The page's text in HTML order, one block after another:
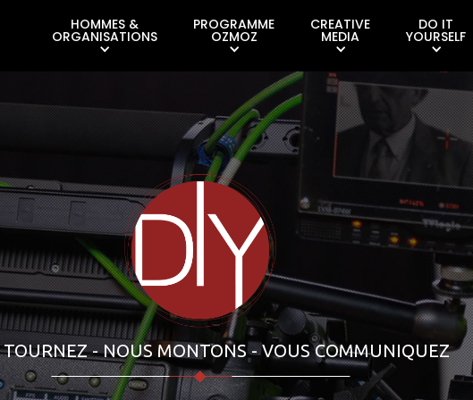
HOMMES &
ORGANISATIONS
PROGRAMME
OZMOZ
CREATIVE
MEDIA
DO IT
YOURSELF
TOURNEZ - NOUS MONTONS - VOUS COMMUNIQUEZ